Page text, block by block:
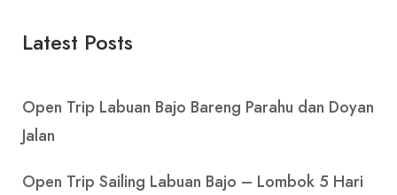
Latest Posts
Open Trip Labuan Bajo Bareng Parahu dan Doyan
Jalan
Open Trip Sailing Labuan Bajo – Lombok 5 Hari